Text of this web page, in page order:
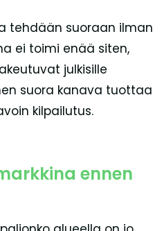
tehdään suoraan ilman
ei toimi enää siten,
julkisille
suora kanava tuottaa
kilpailutus.
ennen